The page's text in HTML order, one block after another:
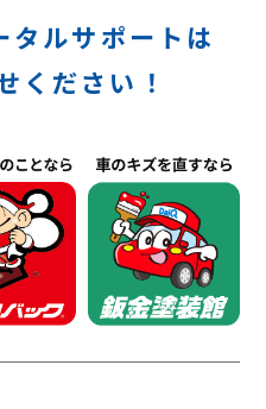
タルサポートは
ください！